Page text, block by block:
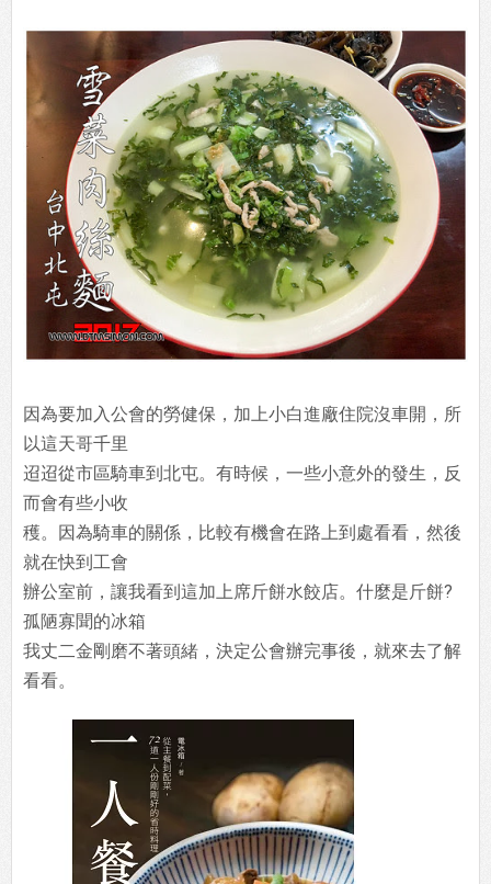
因為要加入公會的勞健保，加上小白進廠住院沒車開，所
以這天哥千里
迢迢從市區騎車到北屯。有時候，一些小意外的發生，反
而會有些小收
穫。因為騎車的關係，比較有機會在路上到處看看，然後
就在快到工會
辦公室前，讓我看到這加上席斤餅水餃店。什麼是斤餅?
孤陋寡聞的冰箱
我丈二金剛磨不著頭緒，決定公會辦完事後，就來去了解
看看。